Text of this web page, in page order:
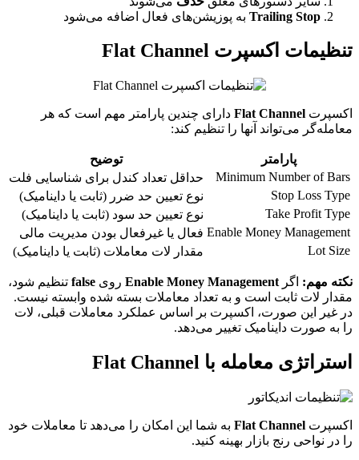
Trailing Stop به پوزیشن‌های فعال اضافه می‌شود
تنظیمات اکسپرت Flat Channel
اکسپرت Flat Channel دارای چندین پارامتر مهم است که هر
معامله‌گر می‌تواند آنها را تنظیم کند:
پارامتر
توضیح
Minimum Number of Bars
حداقل تعداد کندل برای شناسایی فلت
Stop Loss Type
نوع تعیین حد ضرر (ثابت یا داینامیک)
Take Profit Type
نوع تعیین حد سود (ثابت یا داینامیک)
Enable Money Management فعال یا غیرفعال بودن مدیریت مالی
Lot Size
مقدار لات معاملات (ثابت یا داینامیک)
نکته مهم: اگر Enable Money Management روی false تنظیم شود،
مقدار لات ثابت است و به تعداد معاملات بسته شده وابسته نیست.
در غیر این صورت، اکسپرت بر اساس عملکرد معاملات قبلی، لات
را به صورت داینامیک تغییر می‌دهد.
استراتژی معامله با Flat Channel
اکسپرت Flat Channel به شما این امکان را می‌دهد تا معاملات خود
را در نواحی رنج بازار بهینه کنید.